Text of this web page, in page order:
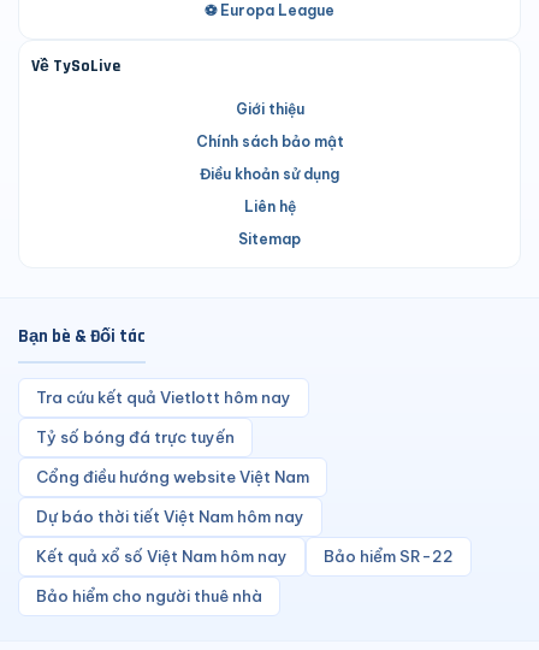
⚽ Europa League
Về TySoLive
Giới thiệu
Chính sách bảo mật
Điều khoản sử dụng
Liên hệ
Sitemap
Bạn bè & Đối tác
Tra cứu kết quả Vietlott hôm nay
Tỷ số bóng đá trực tuyến
Cổng điều hướng website Việt Nam
Dự báo thời tiết Việt Nam hôm nay
Kết quả xổ số Việt Nam hôm nay Bảo hiểm SR-22
Bảo hiểm cho người thuê nhà